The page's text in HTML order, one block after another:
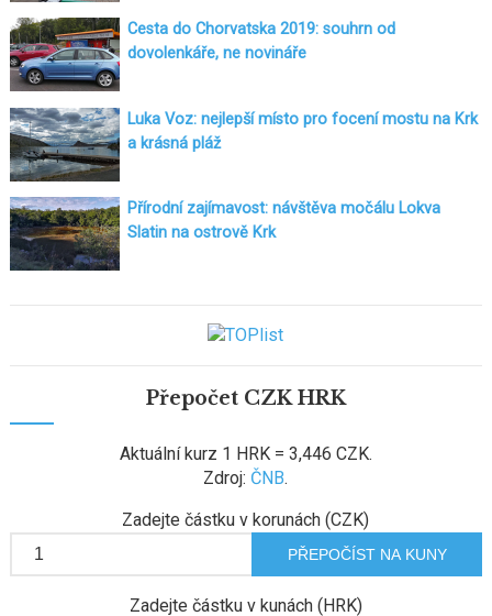
Cesta do Chorvatska 2019: souhrn od
dovolenkáře, ne novináře
Luka Voz: nejlepší místo pro focení mostu na Krk
a krásná pláž
Přírodní zajímavost: návštěva močálu Lokva
Slatin na ostrově Krk
Přepočet CZK HRK
Aktuální kurz 1 HRK = 3,446 CZK.
Zdroj: ČNB.
Zadejte částku v korunách (CZK)
Zadejte částku v kunách (HRK)